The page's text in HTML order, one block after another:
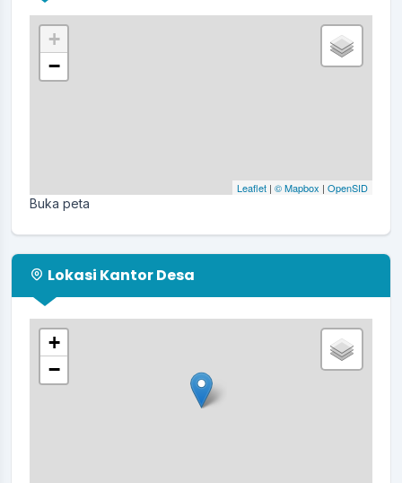
+
−
Leaflet | © Mapbox | OpenSID
Buka peta
Lokasi Kantor Desa
+
−